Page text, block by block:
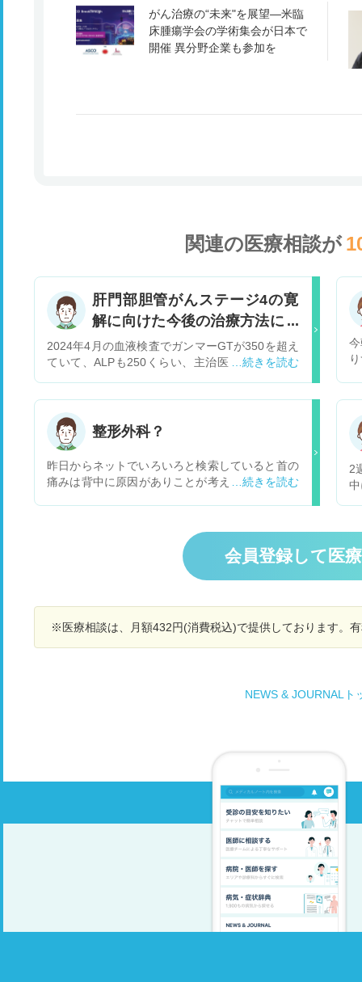
がん治療の“未来"を展望―米臨
床腫瘍学会の学術集会が日本で
開催 異分野企業も参加を
関連の医療相談が
肝門部胆管がんステージ4の寛
解に向けた今後の治療方法につ
いて
2024年4月の血液検査でガンマーGTが350を超え
ていて、ALPも250くらい、主治医からは肝臓で
で安心していたら腹部膨張感を感じたのが5月中
旬、尿がすこしずつ黄色になったのが5月25日く
らい、5月31日黄疸症状がありCT検査より胆管が
んの疑いありと診断され、大分別府（自宅のあ
る）の大学病院で再検査、6月3日より入院検査、
胆管がんステージ4の確定診断、それからステン
ト ERCPの治療、膵炎や薬物アレルギー、胆管
（免疫阻害チェックポイント剤）とランダ、ジェ
ムザールの抗がん剤の治療開始、当初は副作用、
脱毛、口内炎、便秘等あったがクールがすすむに
の、6クールまで進捗している、8月22日の造影C
Tで当初3センチほどの腫瘍は2.5センチ、10月18
日の造影CTでは更に腫瘍が小さくなり2センチ、
察していくとの事です、根治、寛解に向けて他の
整形外科？
昨日からネットでいろいろと検索していると首の
痛みは背中に原因がありことが考えられるので整
ですが、整形外科で相談すべきだと思いますか？
過去に首の痛みで診察に行った時MRIで見て動
きに問題ないで痛み止めで返された経験があり気
が進まないのですが 言い方とか方法あります
2
会員登録して医
※医療相談は、月額432円(消費税込)で提供しております。
NEWS & JOURNALト